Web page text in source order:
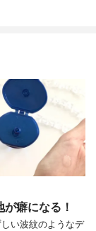
癖になる！
い波紋のようなデ